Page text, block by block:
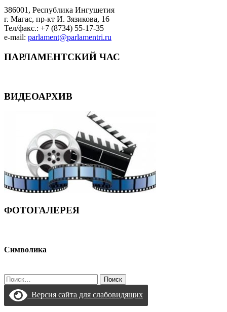
386001, Республика Ингушетия
г. Магас, пр-кт И. Зязикова, 16
Тел/факс.: +7 (8734) 55-17-35
e-mail: parlament@parlamentri.ru
ПАРЛАМЕНТСКИЙ ЧАС
ВИДЕОАРХИВ
ФОТОГАЛЕРЕЯ
Символика
Найти:
Версия сайта для слабовидящих